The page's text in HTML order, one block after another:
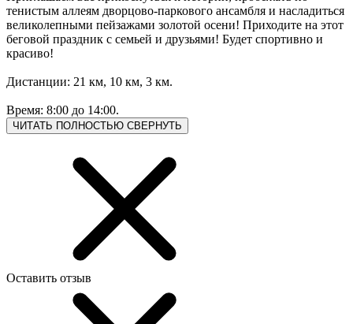
тенистым аллеям дворцово-паркового ансамбля и насладиться
великолепными пейзажами золотой осени! Приходите на этот
беговой праздник с семьей и друзьями! Будет спортивно и
красиво!
Дистанции: 21 км, 10 км, 3 км.
Время: 8:00 до 14:00.
ЧИТАТЬ ПОЛНОСТЬЮ СВЕРНУТЬ
Оставить отзыв